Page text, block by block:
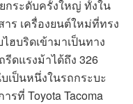
กระดับครั้งใหญ่ ทั้งใน
ร เครื่องยนต์ใหม่ที่ทรง
บริดเข้ามาเป็นทาง
รีดแรงม้าได้ถึง 326
เป็นหนึ่งในรถกระบะ
ที่ Toyota Tacoma